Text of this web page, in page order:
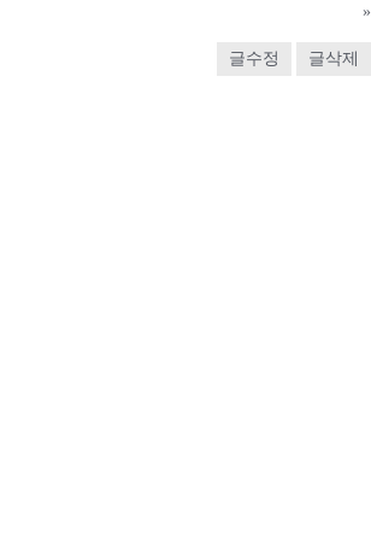
»
글수정 글삭제